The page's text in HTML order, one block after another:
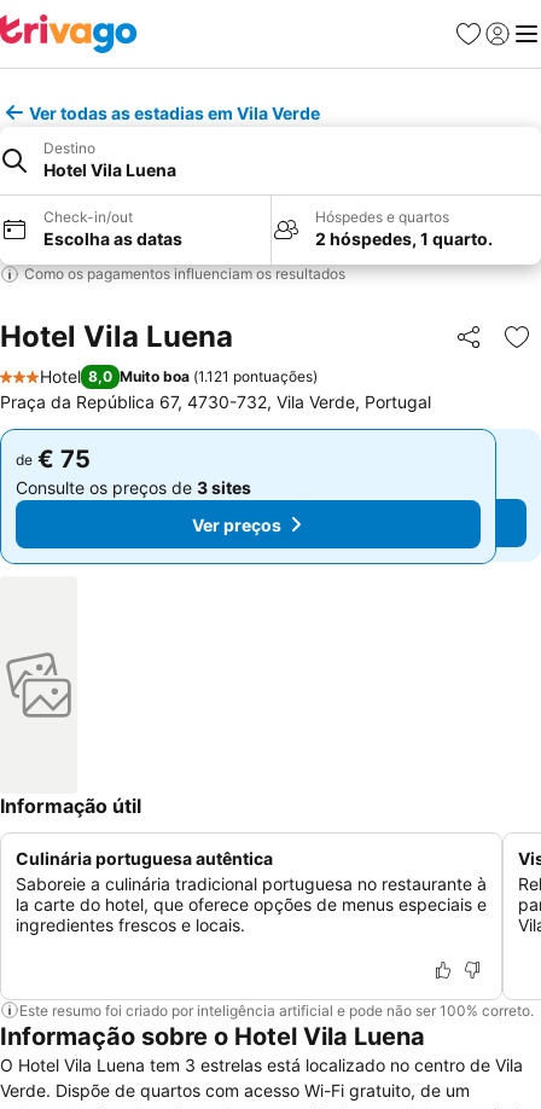
Favoritos
Iniciar
Ver todas as estadias em Vila Verde
Destino
Hotel Vila Luena
Check-in/out
Escolha as datas
Hóspedes e quartos
2 hóspedes, 1 quarto.
Como os pagamentos influenciam os resultados
Hotel Vila Luena Partilhar
3 Estrelas
Hotel 8,0 Muito boa (1.121 pontuações)
Praça da República 67, 4730-732, Vila Verde, Portugal
de € 75
Consulte os preços de 3 sites
Ver preços
de € 75
Consulte os preços de 3 sites
Ver preços
Informação útil
Culinária portuguesa autêntica
Saboreie a culinária tradicional portuguesa no restaurante à
la carte do hotel, que oferece opções de menus especiais e
ingredientes frescos e locais.
Este resumo foi criado por inteligência artificial e pode não ser 100% correto.
Informação sobre o Hotel Vila Luena
O Hotel Vila Luena tem 3 estrelas está localizado no centro de Vila
Verde. Dispõe de quartos com acesso Wi-Fi gratuito, de um